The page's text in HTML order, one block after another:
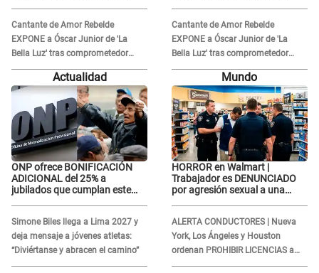
compromiso: "Sí, para siempre"
Cantante de Amor Rebelde
EXPONE a Óscar Junior de 'La
Bella Luz' tras comprometedor
video y detalla DESAGRADABLE
momento: "Me hizo sentir
incómoda"
compromiso: "Sí, para siempre"
Cantante de Amor Rebelde
EXPONE a Óscar Junior de 'La
Bella Luz' tras comprometedor
video y detalla DESAGRADABLE
momento: "Me hizo sentir
incómoda"
Actualidad
ONP ofrece BONIFICACIÓN
ADICIONAL del 25% a
jubilados que cumplan este
Simone Biles llega a Lima 2027 y
deja mensaje a jóvenes atletas:
“Diviértanse y abracen el camino”
Mundo
HORROR en Walmart |
Trabajador es DENUNCIADO
por agresión sexual a una
ALERTA CONDUCTORES | Nueva
York, Los Ángeles y Houston
ordenan PROHIBIR LICENCIAS a
quienes no presenten ESTE